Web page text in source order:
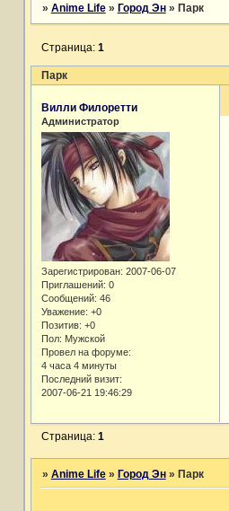
» Anime Life » Город Эн » Парк
Парк
Страница: 1
Вилли Филоретти
Администратор
Зарегистрирован: 2007-06-07
Приглашений: 0
Сообщений: 46
Уважение: +0
Позитив: +0
Пол: Мужской
Провел на форуме:
4 часа 4 минуты
Последний визит:
2007-06-21 19:46:29
Страница: 1
» Anime Life » Город Эн » Парк